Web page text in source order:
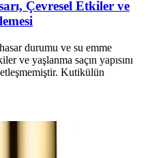
Çevresel Etkiler ve
durumu ve su emme
ve yaşlanma saçın yapısını
Kutikülün